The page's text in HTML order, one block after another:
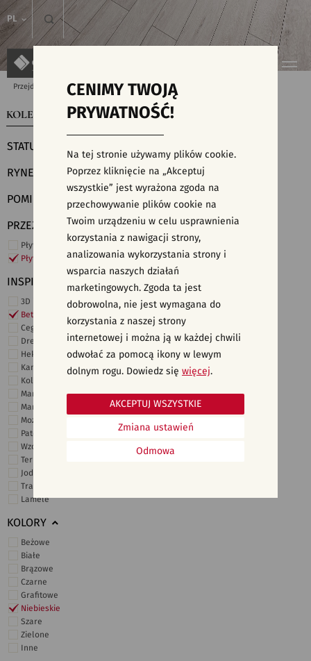
PL
Przejdź do strony głównej Kolekcje
KOLEKCJE WYSZUKIWARKA PŁYTEK
STATUS
RYNEK
POMIESZCZENIE
PRZEZNACZENIE
Płytki ścienne
Płytki podłogowe
INSPIRACJE
3D i struktury
Beton
Cegiełki
Drewno
Heksagonalne
Kamień
Kolor
Marmur
Marokańskie
Mozaika
Patchwork
Wzory i motywy
Terrazzo
Jodełka
Trawertyn
Lamele
KOLORY
Beżowe
Białe
Brązowe
Czarne
Grafitowe
Niebieskie
Szare
Zielone
Inne
CENIMY TWOJĄ
PRYWATNOŚĆ!
Na tej stronie używamy plików cookie.
Poprzez kliknięcie na „Akceptuj
wszystkie” jest wyrażona zgoda na
przechowywanie plików cookie na
Twoim urządzeniu w celu usprawnienia
korzystania z nawigacji strony,
analizowania wykorzystania strony i
wsparcia naszych działań
marketingowych. Zgoda ta jest
dobrowolna, nie jest wymagana do
korzystania z naszej strony
internetowej i można ją w każdej chwili
odwołać za pomocą ikony w lewym
dolnym rogu. Dowiedz się więcej.
Odmowa
Zmiana ustawień
AKCEPTUJ WSZYSTKIE